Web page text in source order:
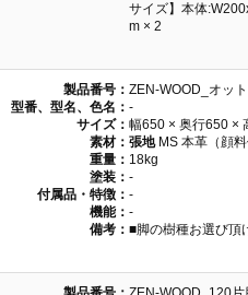
サイズ】本体
m × 2
製品番号： ZEN-WOOD_オッ
型番、型名、色名： -
サイズ： 幅650 × 奥行650 ×
素材： 張地MS 本革（顔料
重量： 18kg
塗装： -
付属品・特徴： -
機能： -
備考： ■脚の樹種お選び頂